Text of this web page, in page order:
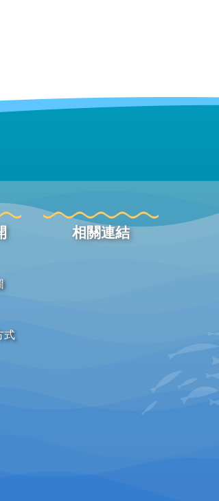
式
相關連結